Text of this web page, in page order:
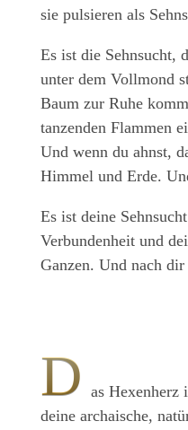
sie pulsieren als
Es ist die Sehnsucht,
unter dem Vollmond
Baum zur Ruhe
tanzenden Flammen
Und wenn du ahnst,
Himmel und Erde.
Es ist deine
Verbundenheit und
Ganzen. Und nach dir
D as Hexenherz
deine archaische,